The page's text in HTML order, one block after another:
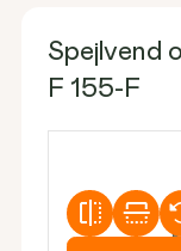
Spejlvend
F 155-F